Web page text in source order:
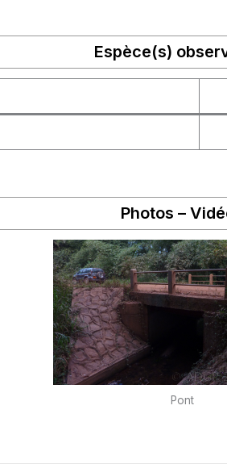
Espèce(s)
Photos –
Pont